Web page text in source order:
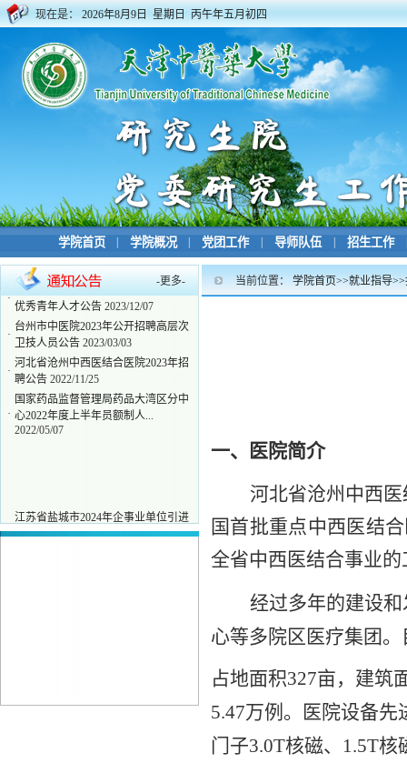
现在是： 2026年8月9日 星期日 丙午年五月初四
学院首页 学院概况 党团工作 导师队伍 招生工作
-更多-
·
江苏省盐城市2024年企事业单位引进
优秀青年人才公告 2023/12/07
台州市中医院2023年公开招聘高层次
卫技人员公告 2023/03/03
河北省沧州中西医结合医院2023年招
聘公告 2022/11/25
国家药品监督管理局药品大湾区分中
心2022年度上半年员额制人...
2022/05/07
·
江苏省盐城市2024年企事业单位引进
优秀青年人才公告 2023/12/07
当前位置： 学院首页>>就业指导>>
一、医院简介
河北省沧州中西
国首批重点中西医结
全省中西医结合事业
经过多年的建设
心等多院区医疗集团。
占地面积327亩，建筑
5.47万例 。
医院设备先
门子3.0T核磁、1.5T